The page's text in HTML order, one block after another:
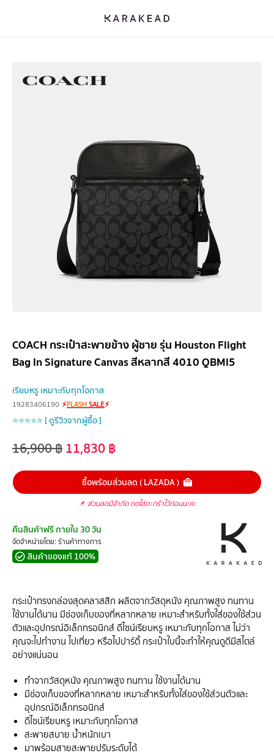
COACH กระเป๋าสะพายข้าง ผู้ชาย รุ่น Houston Flight
Bag In Signature Canvas สีหลากสี 4010 QBMI5
เรียบหรู เหมาะกับทุกโอกาส
19283406190 ⚡FLASHSALE⚡
⭐⭐⭐⭐⭐ [ ดูรีวิวจากผู้ซื้อ ]
16,900฿ 11,830฿
ซื้อพร้อมส่วนลด ( LAZADA )
📌 ส่วนลดมีจำกัด กดใส่ตะกร้าไว้ก่อนนะคะ
คืนสินค้าฟรี ภายใน 30 วัน
จัดจำหน่ายโดย: ร้านค้าทางการ
สินค้าของแท้ 100%
กระเป๋าทรงกล่องสุดคลาสสิก ผลิตจากวัสดุหนัง คุณภาพสูง ทนทาน
ใช้งานได้นาน มีช่องเก็บของที่หลากหลาย เหมาะสำหรับทั้งใส่ของใช้ส่วน
ตัวและอุปกรณ์อิเล็กทรอนิกส์ ดีไซน์เรียบหรู เหมาะกับทุกโอกาส ไม่ว่า
คุณจะไปทำงาน ไปเที่ยว หรือไปปาร์ตี้ กระเป๋าใบนี้จะทำให้คุณดูดีมีสไตล์
อย่างแน่นอน
ทำจากวัสดุหนัง คุณภาพสูง ทนทาน ใช้งานได้นาน
มีช่องเก็บของที่หลากหลาย เหมาะสำหรับทั้งใส่ของใช้ส่วนตัวและ
อุปกรณ์อิเล็กทรอนิกส์
ดีไซน์เรียบหรู เหมาะกับทุกโอกาส
สะพายสบาย น้ำหนักเบา
มาพร้อมสายสะพายปรับระดับได้